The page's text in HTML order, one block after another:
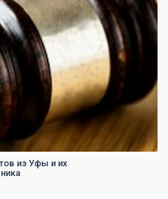
из Уфы и их